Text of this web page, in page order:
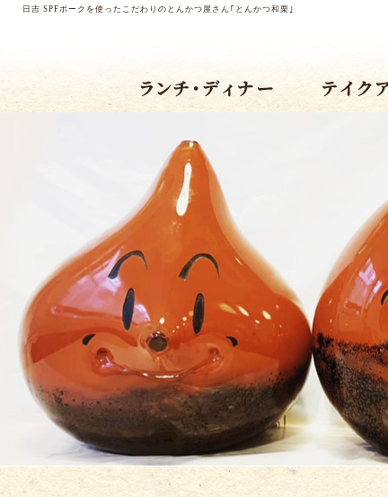
日吉 SPFポークを使ったこだわりのとんかつ屋さん｢とんかつ和栗｣